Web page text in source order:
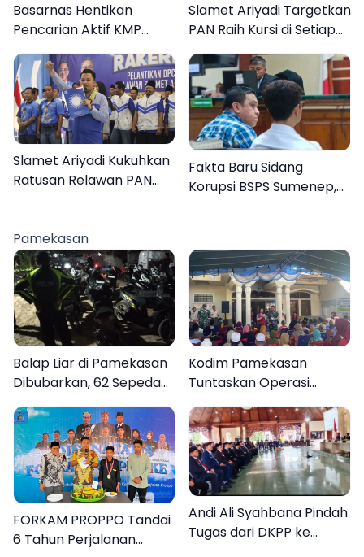
Basarnas Hentikan
Pencarian Aktif KMP
Mutiara Sentosa II, Empat
Orang Masih Hilang
Slamet Ariyadi Targetkan
PAN Raih Kursi di Setiap
Dapil Sumenep pada
2029
Slamet Ariyadi Kukuhkan
Ratusan Relawan PAN
Rakyat
Fakta Baru Sidang
Korupsi BSPS Sumenep,
Pamekasan
Balap Liar di Pamekasan
Dibubarkan, 62 Sepeda
Motor Diamankan
Kodim Pamekasan
Tuntaskan Operasi
Katarak Gratis, 160
Warga Kembali Melihat
Lebih Jelas
FORKAM PROPPO Tandai
6 Tahun Perjalanan
Andi Ali Syahbana Pindah
Tugas dari DKPP ke